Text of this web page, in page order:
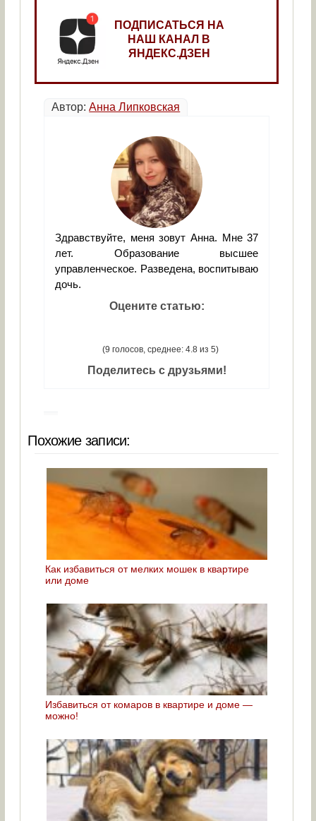
ПОДПИСАТЬСЯ НА
НАШ КАНАЛ В
ЯНДЕКС.ДЗЕН
Автор:Анна Липковская
Здравствуйте, меня зовут Анна. Мне 37
лет. Образование высшее
управленческое. Разведена, воспитываю
дочь.
Оцените статью:
(9 голосов, среднее: 4.8 из 5)
Поделитесь с друзьями!
Похожие записи:
Как избавиться от мелких мошек в квартире
или доме
Избавиться от комаров в квартире и доме —
можно!